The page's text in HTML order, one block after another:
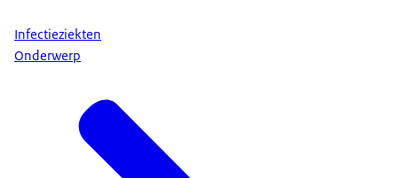
Infectieziekten
Onderwerp